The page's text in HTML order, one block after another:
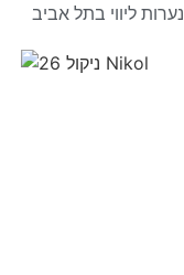
נערות ליווי בתל אביב